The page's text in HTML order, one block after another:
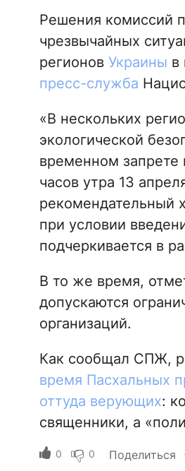
Решения комиссий
чрезвычайных
регионов Украины в
пресс-служба
«В нескольких
экологической
временном запрете
часов утра 13
рекомендательный
при условии
подчеркивается в
В то же время,
допускаются
организаций.
Как сообщал СПЖ,
время Пасхальных
оттуда верующих:
священники, а
0 0 Поделиться